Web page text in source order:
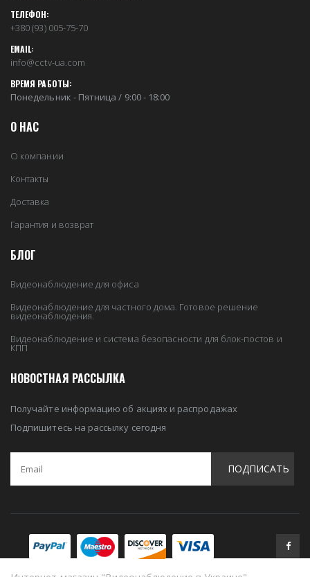
ТЕЛЕФОН:
+380 (93) 005-75-70
EMAIL:
info@cctv-ua.com
ВРЕМЯ РАБОТЫ:
Понедельник - Пятница / 9:00 - 18:00
О НАС
О компании
Контакты
Доставка
Гарантия и возврат
БЛОГ
Видеонаблюдение для офиса
Видеонаблюдение для частного дома. Готовое решение
видеонаблюдения.
Видеонаблюдение и система безопасности для блок-постов и
КПП
НОВОСТНАЯ РАССЫЛКА
Получайте информацию об акциях и распродажах
Подпишитесь на рассылку сегодня
ПОДПИСАТЬ